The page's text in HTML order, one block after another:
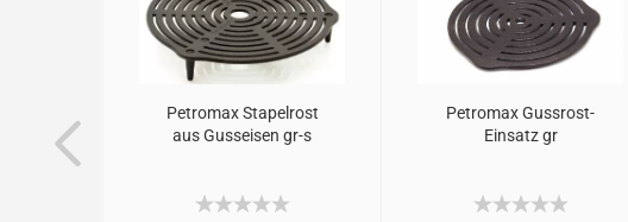
Petromax Stapelrost
aus Gusseisen gr-s
Petromax Gussrost-
Einsatz gr